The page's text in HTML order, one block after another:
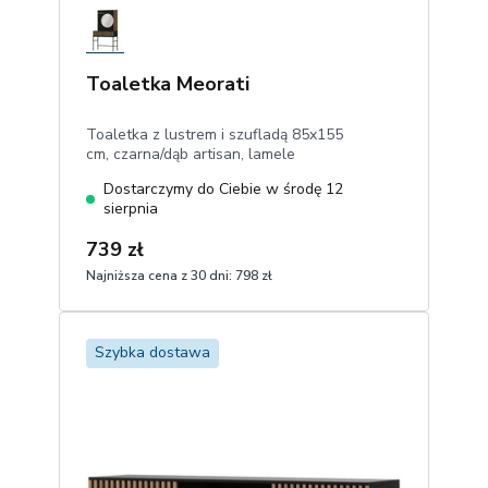
Toaletka Meorati
Toaletka z lustrem i szufladą 85x155
cm, czarna/dąb artisan, lamele
Dostarczymy do Ciebie w środę 12
sierpnia
739 zł
Najniższa cena z 30 dni: 798 zł
1
Szybka dostawa